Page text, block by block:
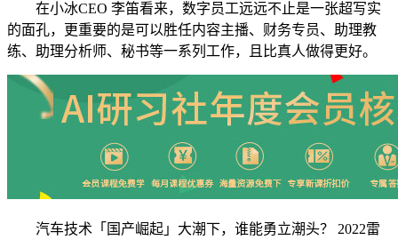
在小冰CEO 李笛看来，数字员工远远不止是一张超写实
的面孔，更重要的是可以胜任内容主播、财务专员、助理教
练、助理分析师、秘书等一系列工作，且比真人做得更好。
汽车技术「国产崛起」大潮下，谁能勇立潮头？ 2022雷